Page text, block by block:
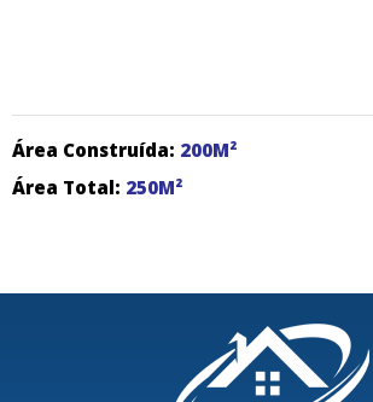
Área Construída: 200M²
Área Total: 250M²